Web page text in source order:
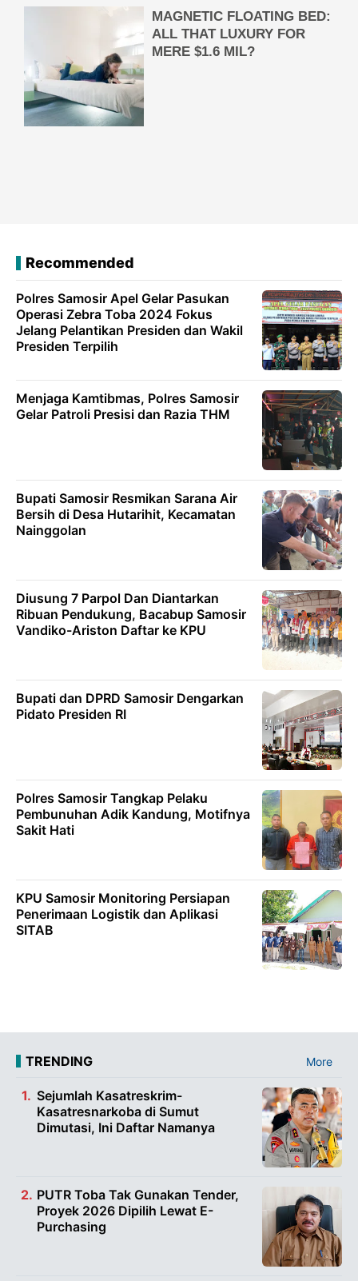
Recommended
Polres Samosir Apel Gelar Pasukan
Operasi Zebra Toba 2024 Fokus
Jelang Pelantikan Presiden dan Wakil
Presiden Terpilih
Menjaga Kamtibmas, Polres Samosir
Gelar Patroli Presisi dan Razia THM
Bupati Samosir Resmikan Sarana Air
Bersih di Desa Hutarihit, Kecamatan
Nainggolan
Diusung 7 Parpol Dan Diantarkan
Ribuan Pendukung, Bacabup Samosir
Vandiko-Ariston Daftar ke KPU
Bupati dan DPRD Samosir Dengarkan
Pidato Presiden RI
Polres Samosir Tangkap Pelaku
Pembunuhan Adik Kandung, Motifnya
Sakit Hati
KPU Samosir Monitoring Persiapan
Penerimaan Logistik dan Aplikasi
SITAB
TRENDING More
Sejumlah Kasatreskrim-
Kasatresnarkoba di Sumut
Dimutasi, Ini Daftar Namanya
PUTR Toba Tak Gunakan Tender,
Proyek 2026 Dipilih Lewat E-
Purchasing